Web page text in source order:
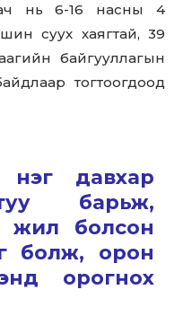
нь 6-16 насны 4
суух хаягтай, 39
байгууллагын
тогтоогдоод
нэг давхар
барьж,
жил болсон
болж, орон
орогнох